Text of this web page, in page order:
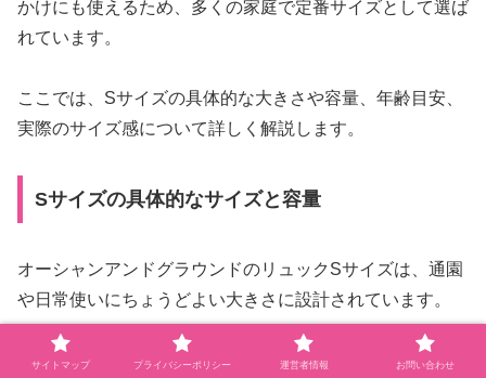
かけにも使えるため、多くの家庭で定番サイズとして選ば
れています。
ここでは、Sサイズの具体的な大きさや容量、年齢目安、
実際のサイズ感について詳しく解説します。
Sサイズの具体的なサイズと容量
オーシャンアンドグラウンドのリュックSサイズは、通園
や日常使いにちょうどよい大きさに設計されています。
目安として、高さは約30cm前後、横幅は24cmほど、マチ
サイトマップ プライバシーポリシー 運営者情報 お問い合わせ